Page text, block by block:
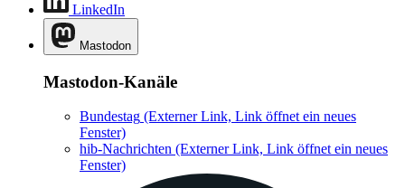
LinkedIn
Mastodon
Mastodon-Kanäle
Bundestag (Externer Link, Link öffnet ein neues
Fenster)
hib-Nachrichten (Externer Link, Link öffnet ein neues
Fenster)